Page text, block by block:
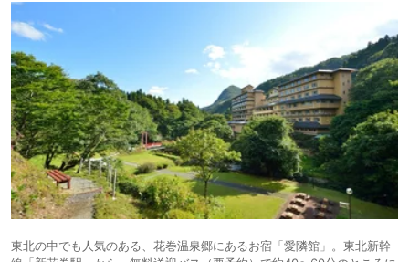
東北の中でも人気のある、花巻温泉郷にあるお宿「愛隣館」。東北新幹